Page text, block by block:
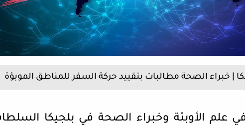
| خبراء الصحة مطالبات بتقييد حركة السفر للمناطق الموبؤة
علم الأوبئة وخبراء الصحة في بلجيكا